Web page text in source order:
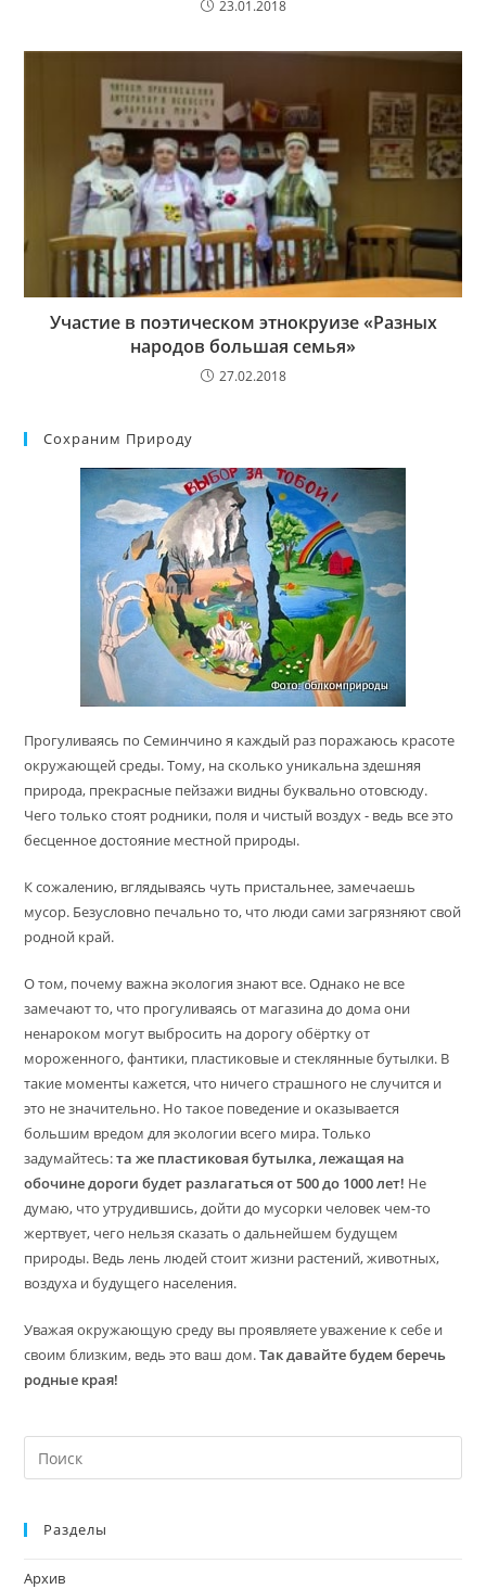
23.01.2018
Участие в поэтическом этнокруизе «Разных
народов большая семья»
27.02.2018
Сохраним Природу
Прогуливаясь по Семинчино я каждый раз поражаюсь красоте
окружающей среды. Тому, на сколько уникальна здешняя
природа, прекрасные пейзажи видны буквально отовсюду.
Чего только стоят родники, поля и чистый воздух - ведь все это
бесценное достояние местной природы.
К сожалению, вглядываясь чуть пристальнее, замечаешь
мусор. Безусловно печально то, что люди сами загрязняют свой
родной край.
О том, почему важна экология знают все. Однако не все
замечают то, что прогуливаясь от магазина до дома они
ненароком могут выбросить на дорогу обёртку от
мороженного, фантики, пластиковые и стеклянные бутылки. В
такие моменты кажется, что ничего страшного не случится и
это не значительно. Но такое поведение и оказывается
большим вредом для экологии всего мира. Только
задумайтесь:та же пластиковая бутылка, лежащая на
обочине дороги будет разлагаться от 500 до 1000 лет! Не
думаю, что утрудившись, дойти до мусорки человек чем-то
жертвует, чего нельзя сказать о дальнейшем будущем
природы. Ведь лень людей стоит жизни растений, животных,
воздуха и будущего населения.
Уважая окружающую среду вы проявляете уважение к себе и
своим близким, ведь это ваш дом.Так давайте будем беречь
родные края!
Разделы
Архив